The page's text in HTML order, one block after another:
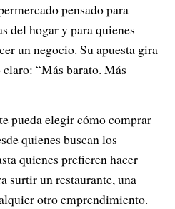
pensado para
del hogar y para quienes
un negocio. Su apuesta gira
“Más barato. Más
pueda elegir cómo comprar
quienes buscan los
quienes prefieren hacer
surtir un restaurante, una
otro emprendimiento.